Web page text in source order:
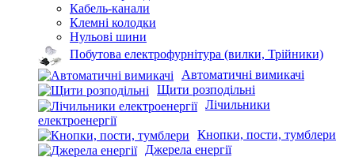
Кабель-канали
Клемні колодки
Нульові шини
Побутова електрофурнітура (вилки, Трійники)
Автоматичні вимикачі
Щити розподільні
Лічильники
електроенергії
Кнопки, пости, тумблери
Джерела енергії